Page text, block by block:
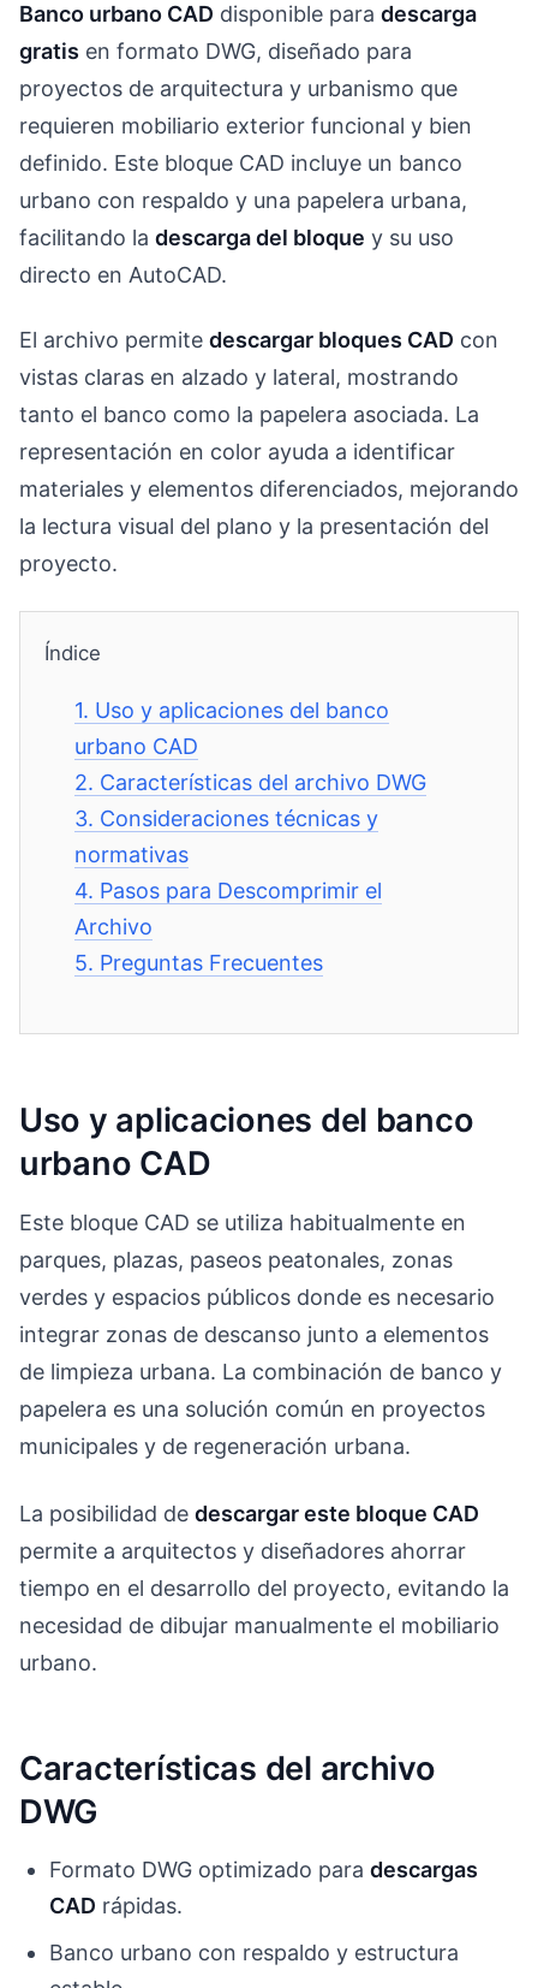
Banco urbano CAD disponible para descarga
gratis en formato DWG, diseñado para
proyectos de arquitectura y urbanismo que
requieren mobiliario exterior funcional y bien
definido. Este bloque CAD incluye un banco
urbano con respaldo y una papelera urbana,
facilitando la descarga del bloque y su uso
directo en AutoCAD.
El archivo permite descargar bloques CAD con
vistas claras en alzado y lateral, mostrando
tanto el banco como la papelera asociada. La
representación en color ayuda a identificar
materiales y elementos diferenciados, mejorando
la lectura visual del plano y la presentación del
proyecto.
Índice
1. Uso y aplicaciones del banco
urbano CAD
2. Características del archivo DWG
3. Consideraciones técnicas y
normativas
4. Pasos para Descomprimir el
Archivo
5. Preguntas Frecuentes
Uso y aplicaciones del banco
urbano CAD
Este bloque CAD se utiliza habitualmente en
parques, plazas, paseos peatonales, zonas
verdes y espacios públicos donde es necesario
integrar zonas de descanso junto a elementos
de limpieza urbana. La combinación de banco y
papelera es una solución común en proyectos
municipales y de regeneración urbana.
La posibilidad de descargar este bloque CAD
permite a arquitectos y diseñadores ahorrar
tiempo en el desarrollo del proyecto, evitando la
necesidad de dibujar manualmente el mobiliario
urbano.
Características del archivo
DWG
Formato DWG optimizado paradescargas
CAD rápidas.
Banco urbano con respaldo y estructura